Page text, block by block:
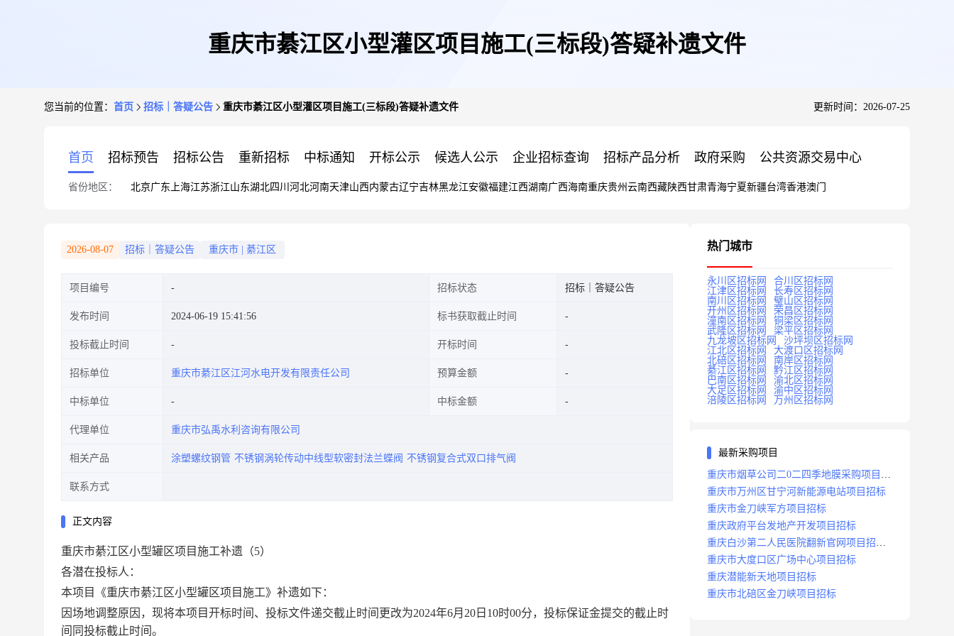
重庆市綦江区小型灌区项目施工(三标段)答疑补遗文件
您当前的位置： 首页 招标｜答疑公告 重庆市綦江区小型灌区项目施工(三标段)答疑补遗文件 更新时间：2026-07-25
首页 招标预告 招标公告 重新招标 中标通知 开标公示 候选人公示 企业招标查询 招标产品分析 政府采购 公共资源交易中心
省份地区： 北京广东 上海江苏浙江山东湖北四川 河北河南天津山西内蒙古辽宁吉林黑龙江安徽福建江西湖南广西海南重庆贵州 云南西藏陕西甘肃青海宁夏新疆台湾香港澳门
2026-08-07 招标｜答疑公告 重庆市 綦江区
项目编号 招标状态 招标｜答疑公告
发布时间 2024-06-19 15:41:56 标书获取截止时间
投标截止时间 开标时间
招标单位 重庆市綦江区江河水电开发有限责任公司 预算金额
中标单位 中标金额
代理单位 重庆市弘禹水利咨询有限公司
相关产品 涂塑螺纹钢管 不锈钢涡轮传动中线型软密封法兰蝶阀 不锈钢复合式双口排气阀
联系方式
正文内容
重庆市綦江区小型罐区项目施工补遗（5）
各潜在投标人：
本项目《重庆市綦江区小型罐区项目施工》补遗如下：
因场地调整原因，现将本项目开标时间、投标文件递交截止时间更改为2024年6月20日10时00分，投标保证金提交的截止时
间同投标截止时间。
热门城市
永川区招标网
合川区招标网
江津区招标网
长寿区招标网
南川区招标网
璧山区招标网
开州区招标网
荣昌区招标网
潼南区招标网
铜梁区招标网
武隆区招标网
梁平区招标网
九龙坡区招标网
沙坪坝区招标网
江北区招标网
大渡口区招标网
北碚区招标网
南岸区招标网
綦江区招标网
黔江区招标网
巴南区招标网
渝北区招标网
大足区招标网
渝中区招标网
涪陵区招标网
万州区招标网
最新采购项目
重庆市烟草公司二0二四季地膜采购项目招
标公告
重庆市万州区甘宁河新能源电站项目招标
重庆市金刀峡军方项目招标
重庆政府平台发地产开发项目招标
重庆白沙第二人民医院翻新官网项目招标
公告
重庆市大度口区广场中心项目招标
重庆潜能新天地项目招标
重庆市北碚区金刀峡项目招标